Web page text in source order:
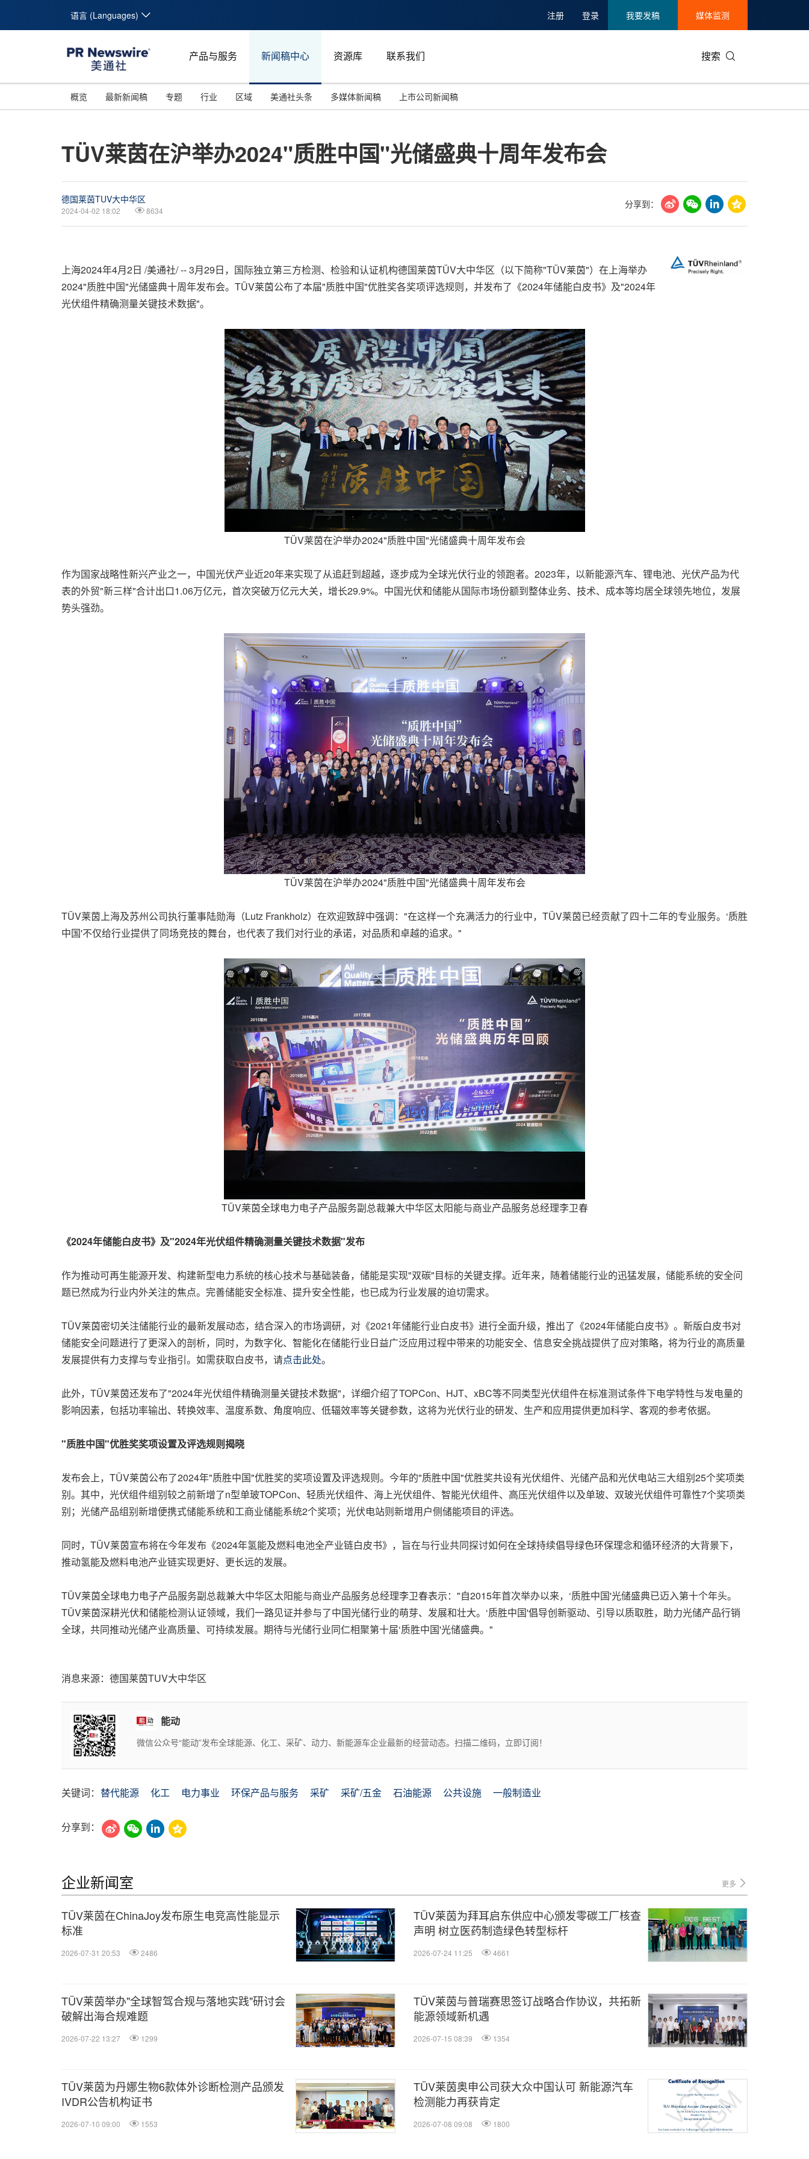
语言 (Languages) 注册 登录 我要发稿 媒体监测
产品与服务 新闻稿中心 资源库 联系我们 搜索
概览 最新新闻稿 专题
投资并购
碳中和
美国临床肿瘤学会(ASCO)
行业
能源化工与环保
娱乐时尚与艺术
区域
马来西亚
新加坡
美通社头条 多媒体新闻稿 上市公司新闻稿
TÜV莱茵在沪举办2024"质胜中国"光储盛典十周年发布会
德国莱茵TUV大中华区
2024-04-02 18:02 8634
分享到：
上海2024年4月2日 /美通社/ -- 3月29日，国际独立第三方检测、检验和认证机构德国莱茵TÜV大中华区（以下简称"TÜV莱茵"）在上海举办
2024"质胜中国"光储盛典十周年发布会。TÜV莱茵公布了本届"质胜中国"优胜奖各奖项评选规则，并发布了《2024年储能白皮书》及"2024年
光伏组件精确测量关键技术数据"。
TÜV莱茵在沪举办2024"质胜中国"光储盛典十周年发布会
作为国家战略性新兴产业之一，中国光伏产业近20年来实现了从追赶到超越，逐步成为全球光伏行业的领跑者。2023年，以新能源汽车、锂电池、光伏产品为代
表的外贸"新三样"合计出口1.06万亿元，首次突破万亿元大关，增长29.9%。中国光伏和储能从国际市场份额到整体业务、技术、成本等均居全球领先地位，发展
势头强劲。
TÜV莱茵在沪举办2024"质胜中国"光储盛典十周年发布会
TÜV莱茵上海及苏州公司执行董事陆勋海（Lutz Frankholz）在欢迎致辞中强调："在这样一个充满活力的行业中，TÜV莱茵已经贡献了四十二年的专业服务。‘质胜
中国'不仅给行业提供了同场竞技的舞台，也代表了我们对行业的承诺，对品质和卓越的追求。"
TÜV莱茵全球电力电子产品服务副总裁兼大中华区太阳能与商业产品服务总经理李卫春
《2024年储能白皮书》及"2024年光伏组件精确测量关键技术数据"发布
作为推动可再生能源开发、构建新型电力系统的核心技术与基础装备，储能是实现"双碳"目标的关键支撑。近年来，随着储能行业的迅猛发展，储能系统的安全问
题已然成为行业内外关注的焦点。完善储能安全标准、提升安全性能，也已成为行业发展的迫切需求。
TÜV莱茵密切关注储能行业的最新发展动态，结合深入的市场调研，对《2021年储能行业白皮书》进行全面升级， 推出了 《2024年储能白皮书》。新版白皮书对
储能安全问题进行了更深入的剖析，同时，为数字化、智能化在储能行业日益广泛应用过程中带来的功能安全、信息安全挑战提供了应对策略，将为行业的高质量
发展提供有力支撑与专业指引。如需获取白皮书，请点击此处。
此外，TÜV莱茵还发布了"2024年光伏组件精确测量关键技术数据"，详细介绍了TOPCon、HJT、xBC等不同类型光伏组件在标准测试条件下电学特性与发电量的
影响因素，包括功率输出、转换效率、温度系数、角度响应、低辐效率等关键参数，这将为光伏行业的研发、生产和应用提供更加科学、客观的参考依据。
"质胜中国"优胜奖奖项设置及评选规则揭晓
发布会上，TÜV莱茵公布了2024年"质胜中国"优胜奖的奖项设置及评选规则。今年的"质胜中国"优胜奖共设有光伏组件、光储产品和光伏电站三大组别25个奖项类
别。其中，光伏组件组别较之前新增了n型单玻TOPCon、轻质光伏组件、海上光伏组件、智能光伏组件、高压光伏组件以及单玻、双玻光伏组件可靠性7个奖项类
别；光储产品组别新增便携式储能系统和工商业储能系统2个奖项；光伏电站则新增用户侧储能项目的评选。
同时，TÜV莱茵宣布将在今年发布《2024年氢能及燃料电池全产业链白皮书》，旨在与行业共同探讨如何在全球持续倡导绿色环保理念和循环经济的大背景下，
推动氢能及燃料电池产业链实现更好、更长远的发展。
TÜV莱茵全球电力电子产品服务副总裁兼大中华区太阳能与商业产品服务总经理李卫春表示："自2015年首次举办以来，‘质胜中国'光储盛典已迈入第十个年头。
TÜV莱茵深耕光伏和储能检测认证领域，我们一路见证并参与了中国光储行业的萌芽、发展和壮大。‘质胜中国'倡导创新驱动、引导以质取胜，助力光储产品行销
全球，共同推动光储产业高质量、可持续发展。期待与光储行业同仁相聚第十届‘质胜中国'光储盛典。"
消息来源：德国莱茵TUV大中华区
能动
微信公众号“能动”发布全球能源、化工、采矿、动力、新能源车企业最新的经营动态。扫描二维码，立即订阅！
关键词： 替代能源 化工 电力事业 环保产品与服务 采矿 采矿/五金 石油能源 公共设施 一般制造业
分享到：
企业新闻室 更多
TÜV莱茵在ChinaJoy发布原生电竞高性能显示
标准
2026-07-31 20:53 2486
TÜV莱茵为拜耳启东供应中心颁发零碳工厂核查
声明 树立医药制造绿色转型标杆
2026-07-24 11:25 4661
TÜV莱茵举办"全球智驾合规与落地实践"研讨会
破解出海合规难题
2026-07-22 13:27 1299
TÜV莱茵与普瑞赛思签订战略合作协议，共拓新
能源领域新机遇
2026-07-15 08:39 1354
TÜV莱茵为丹娜生物6款体外诊断检测产品颁发
IVDR公告机构证书
2026-07-10 09:00 1553
TÜV莱茵奥申公司获大众中国认可 新能源汽车
检测能力再获肯定
2026-07-08 09:08 1800